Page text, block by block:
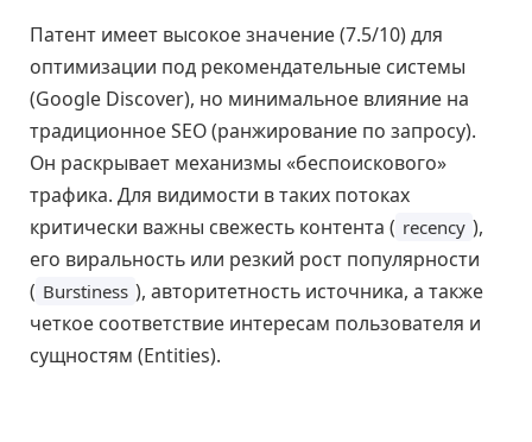
Патент имеет высокое значение (7.5/10) для
оптимизации под рекомендательные системы
(Google Discover), но минимальное влияние на
традиционное SEO (ранжирование по запросу).
Он раскрывает механизмы «беспоискового»
трафика. Для видимости в таких потоках
критически важны свежесть контента ( recency ),
его виральность или резкий рост популярности
( Burstiness ), авторитетность источника, а также
четкое соответствие интересам пользователя и
сущностям (Entities).